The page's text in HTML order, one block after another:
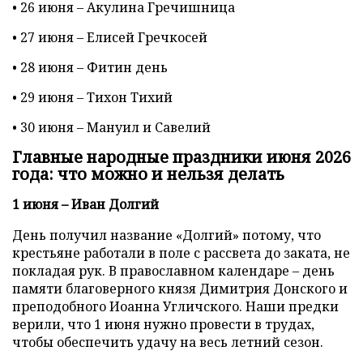
• 26 июня – Акулина Гречишница
• 27 июня – Елисей Гречкосей
• 28 июня – Фитин день
• 29 июня – Тихон Тихий
• 30 июня – Мануил и Савелий
Главные народные праздники июня 2026
года: что можно и нельзя делать
1 июня – Иван Долгий
День получил название «Долгий» потому, что
крестьяне работали в поле с рассвета до заката, не
покладая рук. В православном календаре – день
памяти благоверного князя Димитрия Донского и
преподобного Иоанна Угличского. Наши предки
верили, что 1 июня нужно провести в трудах,
чтобы обеспечить удачу на весь летний сезон.